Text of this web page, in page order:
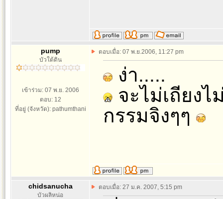
pump
บัวใต้ดิน
เข้าร่วม: 07 พ.ย. 2006
ตอบ: 12
ที่อยู่ (จังหวัด): pathumthani
ตอบเมื่อ: 07 พ.ย.2006, 11:27 pm
ง่า.....
จะไม่เถียงไ
กรรมจิงๆๆ
chidsanucha
บัวผลิหน่อ
ตอบเมื่อ: 27 ม.ค. 2007, 5:15 pm